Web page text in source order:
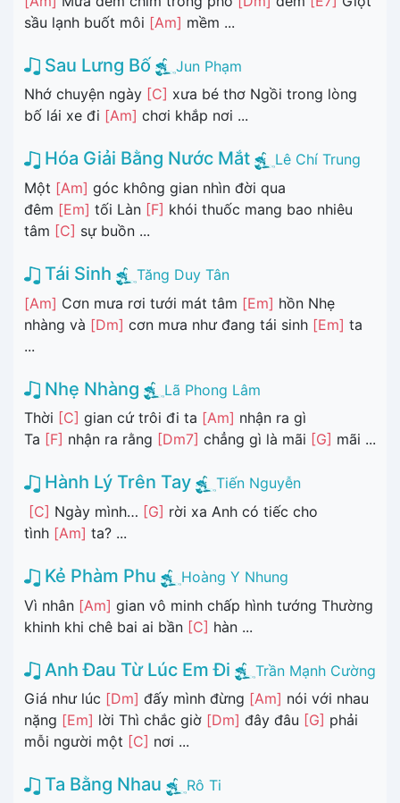
sầu lạnh buốt môi [Am] mềm ...
Sau Lưng Bố
Jun Phạm
Nhớ chuyện ngày [C] xưa bé thơ Ngồi trong lòng
bố lái xe đi [Am] chơi khắp nơi ...
Hóa Giải Bằng Nước Mắt
Lê Chí Trung
Một [Am] góc không gian nhìn đời qua
đêm [Em] tối Làn [F] khói thuốc mang bao nhiêu
tâm [C] sự buồn ...
Tái Sinh
Tăng Duy Tân
[Am] Cơn mưa rơi tưới mát tâm [Em] hồn Nhẹ
nhàng và [Dm] cơn mưa như đang tái sinh [Em] ta
...
Nhẹ Nhàng
Lã Phong Lâm
Thời [C] gian cứ trôi đi ta [Am] nhận ra gì
Ta [F] nhận ra rằng [Dm7] chẳng gì là mãi [G] mãi ...
Hành Lý Trên Tay
Tiến Nguyễn
[C] Ngày mình… [G] rời xa Anh có tiếc cho
tình [Am] ta? ...
Kẻ Phàm Phu
Hoàng Y Nhung
Vì nhân [Am] gian vô minh chấp hình tướng Thường
khinh khi chê bai ai bần [C] hàn ...
Anh Đau Từ Lúc Em Đi
Trần Mạnh Cường
Giá như lúc [Dm] đấy mình đừng [Am] nói với nhau
nặng [Em] lời Thì chắc giờ [Dm] đây đâu [G] phải
mỗi người một [C] nơi ...
Ta Bằng Nhau
Rô Ti